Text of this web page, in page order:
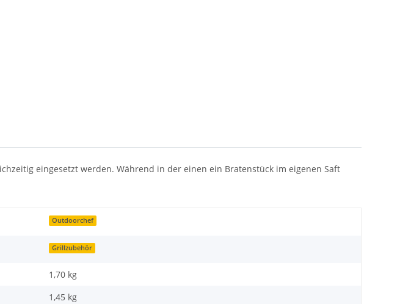
eingesetzt werden. Während in der einen ein Bratenstück im eigenen Saft
Outdoorchef
Grillzubehör
1,70 kg
1,45 kg